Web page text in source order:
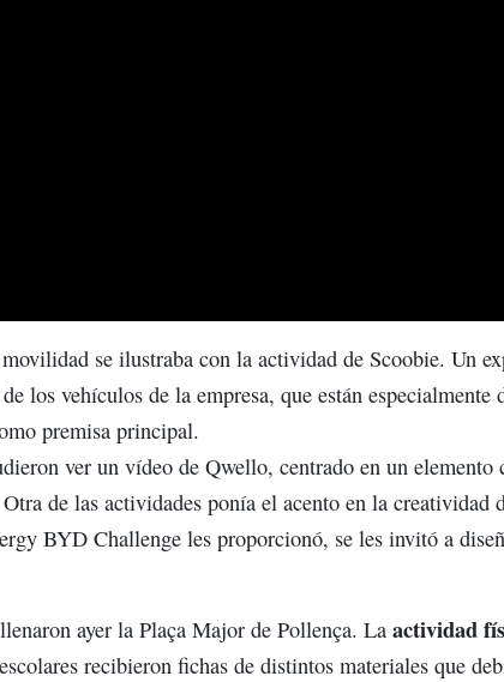
se ilustraba con la actividad de Scoobie. Un
los vehículos de la empresa, que están especialmente
premisa principal.
ver un vídeo de Qwello, centrado en un elemento
de las actividades ponía el acento en la creatividad
BYD Challenge les proporcionó, se les invitó a
ayer la Plaça Major de Pollença. La actividad
recibieron fichas de distintos materiales que